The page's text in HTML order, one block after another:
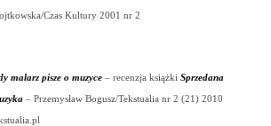
Czas Kultury 2001 nr 2
malarz pisze o muzyce – recenzja książki Sprzedana
– Przemysław Bogusz/Tekstualia nr 2 (21) 2010